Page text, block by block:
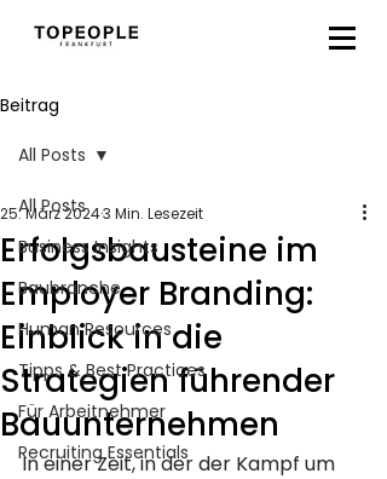
Beitrag
All Posts
Business Insights
Baubranche
Human Resources
Tipps & Best Practices
Für Arbeitnehmer
Recruiting Essentials
All Posts
Erfolgsbausteine im
Employer Branding:
Einblick in die
Strategien führender
Bauunternehmen
25. März 20243 Min. Lesezeit
In einer Zeit, in der der Kampf um